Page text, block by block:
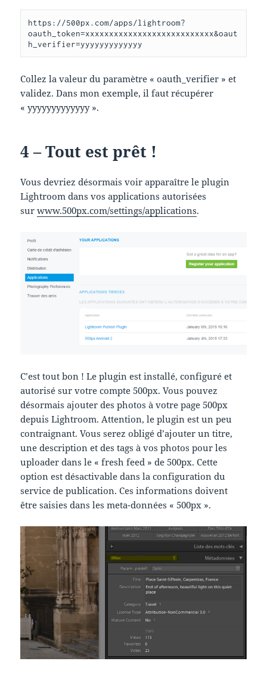
https://500px.com/apps/lightroom?
oauth_token=xxxxxxxxxxxxxxxxxxxxxxxxxxx&oaut
h_verifier=yyyyyyyyyyyyy
Collez la valeur du paramètre « oauth_verifier » et
validez. Dans mon exemple, il faut récupérer
« yyyyyyyyyyyyy ».
4 – Tout est prêt !
Vous devriez désormais voir apparaître le plugin
Lightroom dans vos applications autorisées
surwww.500px.com/settings/applications.
C’est tout bon ! Le plugin est installé, configuré et
autorisé sur votre compte 500px. Vous pouvez
désormais ajouter des photos à votre page 500px
depuis Lightroom. Attention, le plugin est un peu
contraignant. Vous serez obligé d’ajouter un titre,
une description et des tags à vos photos pour les
uploader dans le « fresh feed » de 500px. Cette
option est désactivable dans la configuration du
service de publication. Ces informations doivent
être saisies dans les meta-données « 500px ».